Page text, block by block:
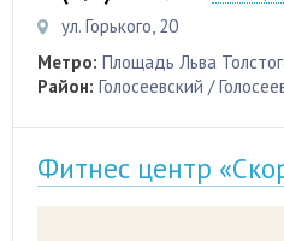
ул. Горького, 20
Метро: Площадь Льва
Район: Голосеевский /
Фитнес центр